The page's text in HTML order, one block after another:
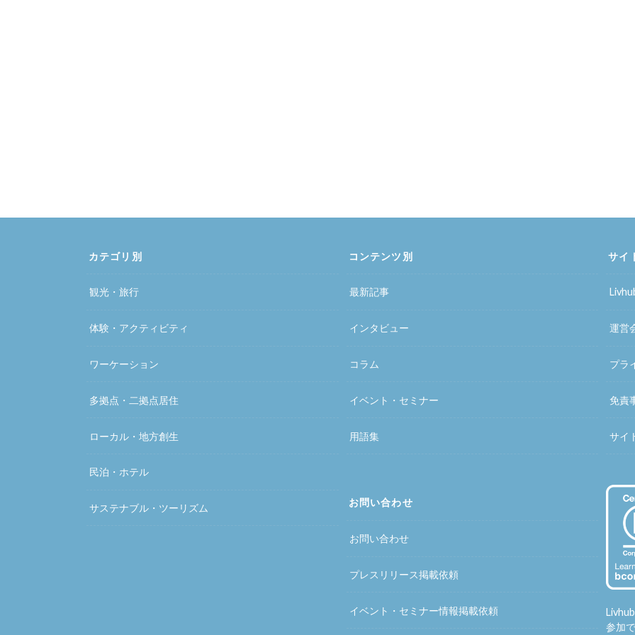
カテゴリ別
観光・旅行
体験・アクティビティ
ワーケーション
多拠点・二拠点居住
ローカル・地方創生
民泊・ホテル
サステナブル・ツーリズム
コンテンツ別
最新記事
インタビュー
コラム
イベント・セミナー
用語集
お問い合わせ
お問い合わせ
プレスリリース掲載依頼
イベント・セミナー情報掲載依頼
サイ
運営
プラ
免責
サイ
参加